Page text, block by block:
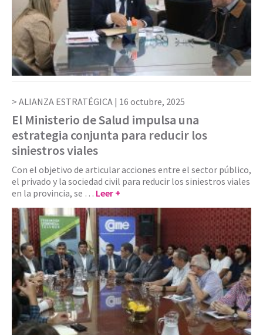
ALIANZA ESTRATÉGICA | 16 octubre, 2025
El Ministerio de Salud impulsa una
estrategia conjunta para reducir los
siniestros viales
Con el objetivo de articular acciones entre el sector público,
el privado y la sociedad civil para reducir los siniestros viales
en la provincia, se … Leer +